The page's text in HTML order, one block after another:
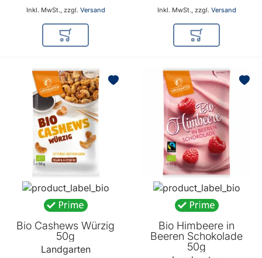
Inkl. MwSt., zzgl. Versand
In den Warenkorb
Inkl. MwSt., zzgl. Versand
In den
Bio Cashews Würzig
50g
Landgarten
Bio Himbeere in
Beeren Schokolade
50g